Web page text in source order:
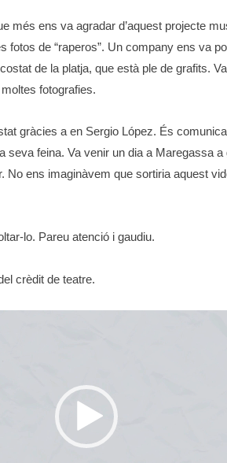
més ens va agradar d’aquest projecte
fotos de “raperos”. Un company ens va
de la platja, que està ple de grafits.
fotografies.
gràcies a en Sergio López. És
seva feina. Va venir un dia a Maregassa
No ens imaginàvem que sortiria aquest
lo. Pareu atenció i gaudiu.
crèdit de teatre.